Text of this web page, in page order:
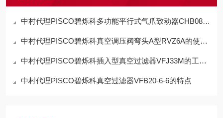
中村代理PISCO碧烁科多功能平行式气爪致动器CHB08-D特点
中村代理PISCO碧烁科真空调压阀弯头A型RVZ6A的使用方法
中村代理PISCO碧烁科插入型真空过滤器VFJ33M的工作原理
中村代理PISCO碧烁科真空过滤器VFB20-6-6的特点